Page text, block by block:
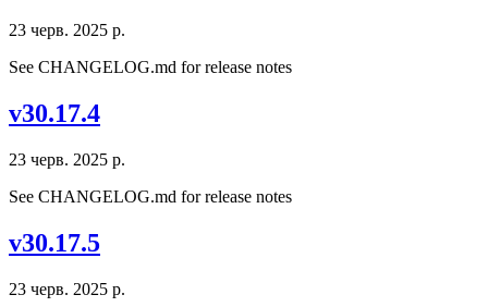
23 черв. 2025 р.
See CHANGELOG.md for release notes
v30.17.4
23 черв. 2025 р.
See CHANGELOG.md for release notes
v30.17.5
23 черв. 2025 р.